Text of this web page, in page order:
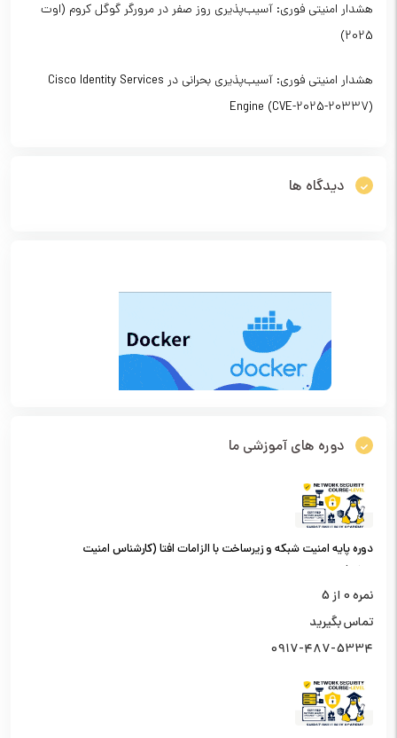
هشدار امنیتی فوری: آسیب‌پذیری روز صفر در مرورگر گوگل کروم (اوت
2025)
هشدار امنیتی فوری: آسیب‌پذیری بحرانی در Cisco Identity Services
Engine (CVE-2025-20337)
دیدگاه ها
دوره های آموزشی ما
دوره پایه امنیت شبکه و زیرساخت با الزامات افتا (کارشناس امنیت
نمره0 از 5
تماس بگیرید
0917-487-5334